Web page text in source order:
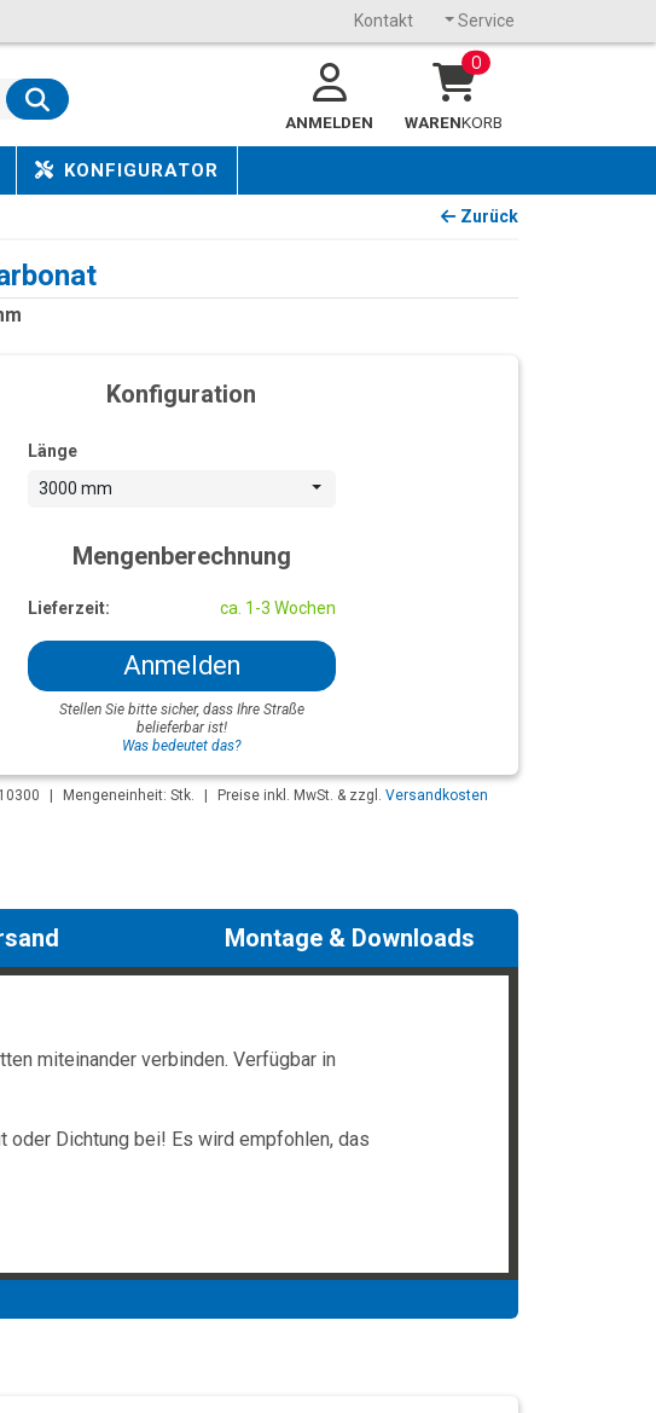
Kontakt Service
ANMELDEN
0
WARENKORB
KONFIGURATOR
Zurück
Konfiguration
Länge
3000 mm
Mengenberechnung
Lieferzeit: ca. 1-3 Wochen
Anmelden
Stellen Sie bitte sicher, dass Ihre Straße
belieferbar ist!
Was bedeutet das?
Mengeneinheit: Stk. Preise inkl. MwSt. & zzgl. Versandkosten
Montage & Downloads
miteinander verbinden. Verfügbar in
Dichtung bei! Es wird empfohlen, das